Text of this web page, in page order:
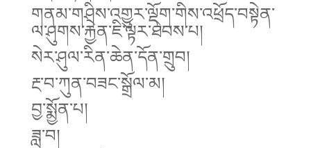
གནམ་གཤིས་འགྱུར་ལྡོག་གིས་འཕྲོད་བསྟེན་
ལ་ཤུགས་རྐྱེན་ཇི་ལྟར་ཐེབས་པ།
སེར་ཤུལ་རིན་ཆེན་དོན་གྲུབ།
རྔ་བ་ཀུན་བཟང་སྒྲོལ་མ།
བྱ་སྨྱོན་པ།
ཟླ་བ།